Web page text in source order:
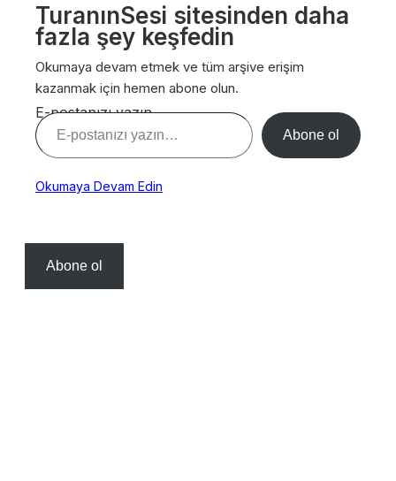
TuranınSesi sitesinden daha
fazla şey keşfedin
Okumaya devam etmek ve tüm arşive erişim
kazanmak için hemen abone olun.
E-postanızı yazın…
Abone ol
Okumaya Devam Edin
Abone ol